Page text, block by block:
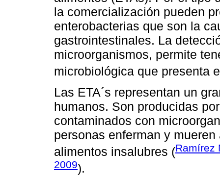
la comercialización pueden
enterobacterias que son la
gastrointestinales. La
microorganismos, permite
microbiológica que presenta
Las ETA´s representan un
humanos. Son producidas
contaminados con
personas enferman y
alimentos insalubres (Ramírez
2009).